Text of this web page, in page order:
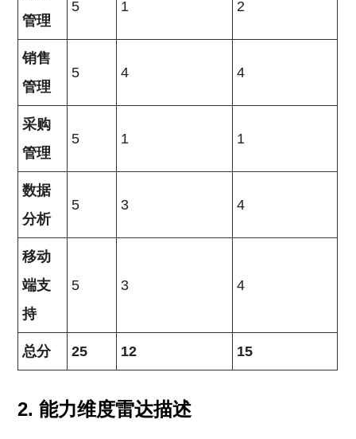
管理
5 1 2
销售
管理
5 4 4
采购
管理
5 1 1
数据
分析
5 3 4
移动
端支
持
5 3 4
总分 25 12 15
2. 能力维度雷达描述